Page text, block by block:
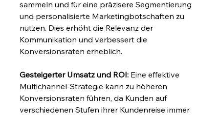
sammeln und für eine präzisere Segmentierung
und personalisierte Marketingbotschaften zu
nutzen. Dies erhöht die Relevanz der
Kommunikation und verbessert die
Konversionsraten erheblich.
Gesteigerter Umsatz und ROI: Eine effektive
Multichannel-Strategie kann zu höheren
Konversionsraten führen, da Kunden auf
verschiedenen Stufen ihrer Kundenreise immer